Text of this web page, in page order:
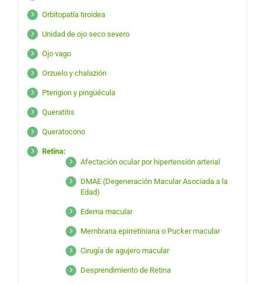
Orbitopatía tiroidea
Unidad de ojo seco severo
Ojo vago
Orzuelo y chalazión
Pterigion y pingüécula
Queratitis
Queratocono
Retina:
Afectación ocular por hipertensión arterial
DMAE (Degeneración Macular Asociada a la
Edad)
Edema macular
Membrana epirretiniana o Pucker macular
Cirugía de agujero macular
Desprendimiento de Retina